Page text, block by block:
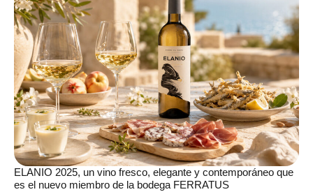
ELANIO 2025, un vino fresco, elegante y contemporáneo que
es el nuevo miembro de la bodega FERRATUS